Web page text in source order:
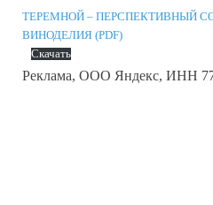
ТЕРЕМНОЙ – ПЕРСПЕКТИВНЫЙ
ВИНОДЕЛИЯ (PDF)
Скачать
Реклама, ООО Яндекс, ИНН